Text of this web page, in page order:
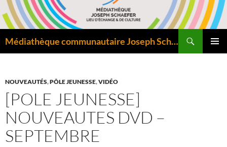
Aller
au
contenu
Médiathèque communautaire Joseph Schaefer de Bitche – Pôle départemental de lecture publique
NOUVEAUTÉS,PÔLE JEUNESSE,VIDÉO
[POLE JEUNESSE]
NOUVEAUTES DVD –
SEPTEMBRE